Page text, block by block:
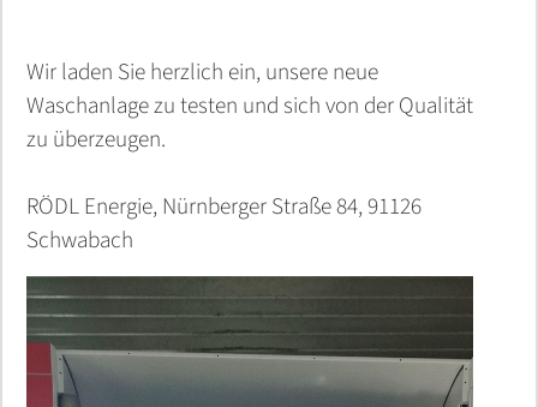
Wir laden Sie herzlich ein, unsere neue
Waschanlage zu testen und sich von der Qualität
zu überzeugen.
RÖDL Energie, Nürnberger Straße 84, 91126
Schwabach